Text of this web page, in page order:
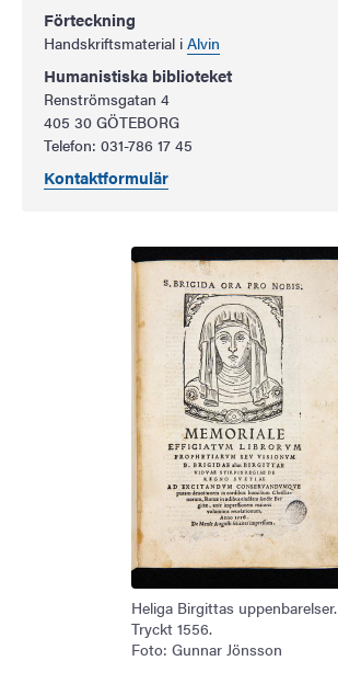
Förteckning
Handskriftsmaterial i Alvin
Humanistiska biblioteket
Renströmsgatan 4
405 30 GÖTEBORG
Telefon: 031-786 17 45
Kontaktformulär
Heliga Birgittas uppenbarelser.
Tryckt 1556.
Foto: Gunnar Jönsson